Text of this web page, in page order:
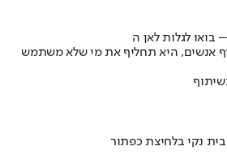
אנשים, היא תחליף את מי שלא משתמש
נקי בלחיצת כפתור